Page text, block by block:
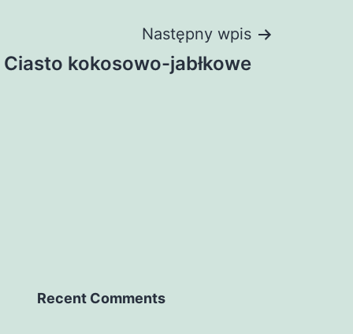
Następny wpis
Ciasto kokosowo-jabłkowe
Recent Comments